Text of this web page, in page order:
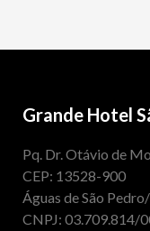
Grande Hotel
Pq. Dr. Otávio de
CEP: 13528-900
Águas de São
CNPJ: 03.709.814/